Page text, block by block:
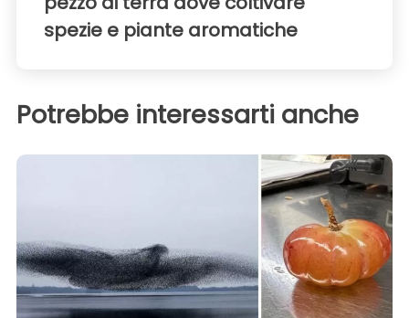
spezie e piante aromatiche
Potrebbe interessarti anche